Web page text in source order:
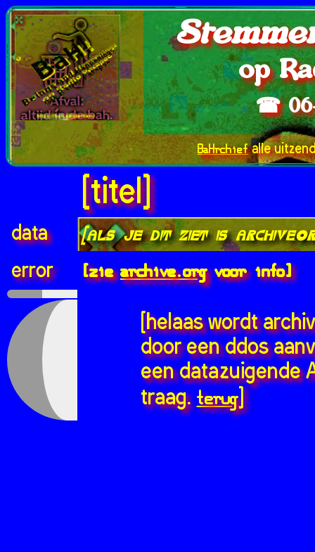
op
☎
BaHrchiefalle
data
error
[titel]
[als je dit ziet is
[ziearchive.orgvoor info]
[helaas wordt
door een ddos
een datazuigende
traag.terug]